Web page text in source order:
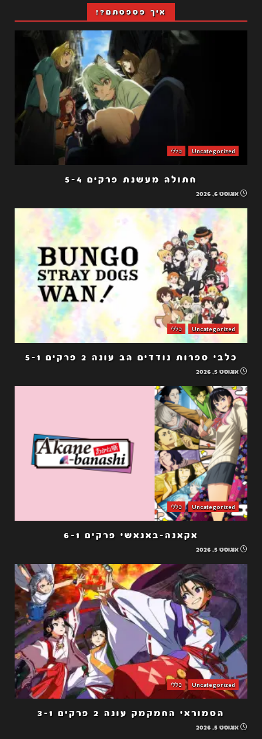
איך פספסתם?!
Uncategorized כללי
חתולה מעשנת פרקים 5-4
אוגוסט 6, 2026
Uncategorized כללי
כלבי ספרות נודדים הב עונה 2 פרקים 5-1
אוגוסט 5, 2026
Uncategorized כללי
אקאנה-באנאשי פרקים 6-1
אוגוסט 5, 2026
Uncategorized כללי
הסמוראי החמקמק עונה 2 פרקים 3-1
אוגוסט 5, 2026